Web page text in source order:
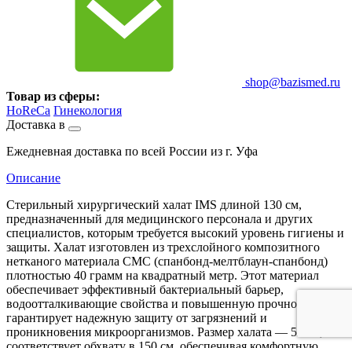
shop@bazismed.ru
Товар из сферы:
HoReCa Гинекология
Доставка в
Ежедневная доставка по всей России из г. Уфа
Описание
Стерильный хирургический халат IMS длиной 130 см,
предназначенный для медицинского персонала и других
специалистов, которым требуется высокий уровень гигиены и
защиты. Халат изготовлен из трехслойного композитного
нетканого материала СМС (спанбонд-мелтблаун-спанбонд)
плотностью 40 грамм на квадратный метр. Этот материал
обеспечивает эффективный бактериальный барьер,
водоотталкивающие свойства и повышенную прочность, что
гарантирует надежную защиту от загрязнений и
проникновения микроорганизмов. Размер халата — 52-54, что